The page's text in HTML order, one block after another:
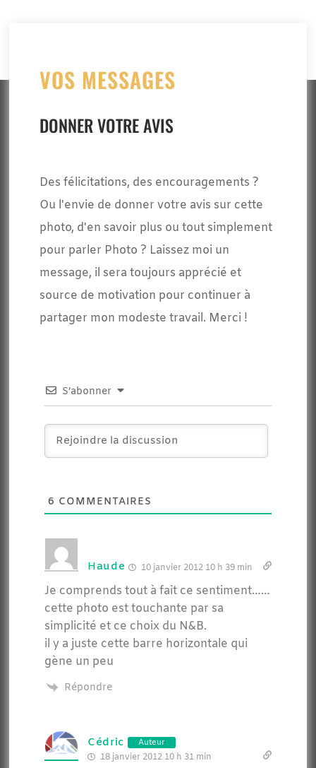
VOS MESSAGES
DONNER VOTRE AVIS
Des félicitations, des encouragements ?
Ou l'envie de donner votre avis sur cette
photo, d'en savoir plus ou tout simplement
pour parler Photo ? Laissez moi un
message, il sera toujours apprécié et
source de motivation pour continuer à
partager mon modeste travail. Merci !
S’abonner
6 COMMENTAIRES
Haude 10 janvier 2012 10 h 39 min
Je comprends tout à fait ce sentiment……
cette photo est touchante par sa
simplicité et ce choix du N&B.
il y a juste cette barre horizontale qui
gène un peu
Répondre
Cédric Auteur
18 janvier 2012 10 h 31 min